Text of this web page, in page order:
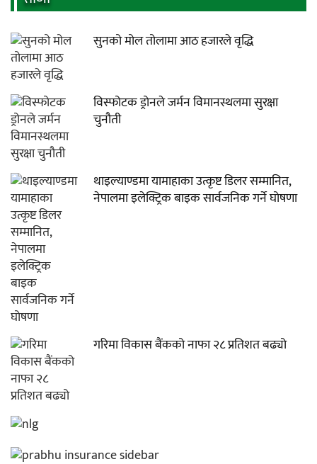
सुनको मोल तोलामा आठ हजारले वृद्धि
विस्फोटक ड्रोनले जर्मन विमानस्थलमा सुरक्षा
चुनौती
थाइल्याण्डमा यामाहाका उत्कृष्ट डिलर सम्मानित,
नेपालमा इलेक्ट्रिक बाइक सार्वजनिक गर्ने घोषणा
गरिमा विकास बैंकको नाफा २८ प्रतिशत बढ्यो